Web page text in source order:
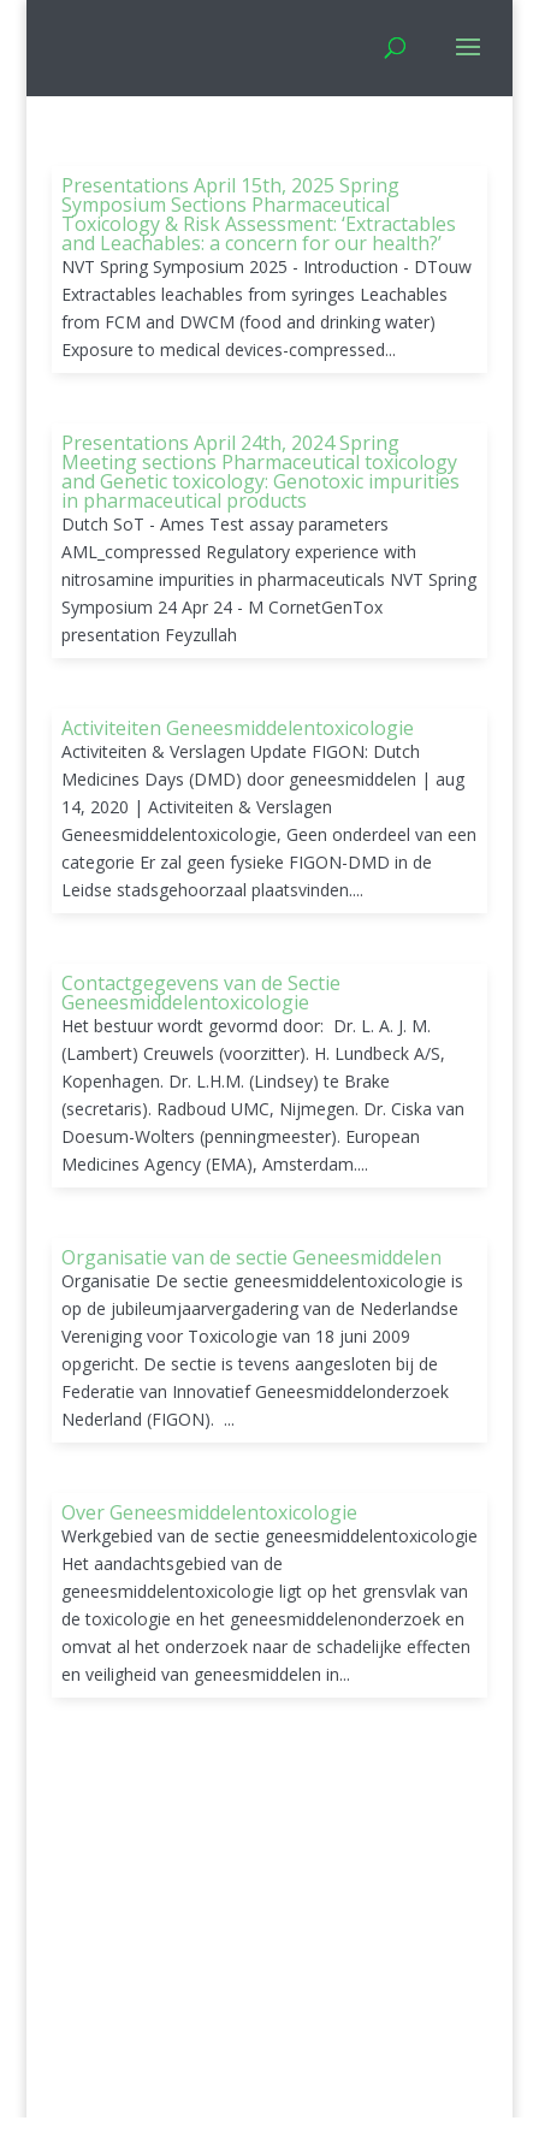
Presentations April 15th, 2025 Spring
Symposium Sections Pharmaceutical
Toxicology & Risk Assessment: ‘Extractables
and Leachables: a concern for our health?’
NVT Spring Symposium 2025 - Introduction - DTouw
Extractables leachables from syringes Leachables
from FCM and DWCM (food and drinking water)
Exposure to medical devices-compressed...
Presentations April 24th, 2024 Spring
Meeting sections Pharmaceutical toxicology
and Genetic toxicology: Genotoxic impurities
in pharmaceutical products
Dutch SoT - Ames Test assay parameters
AML_compressed Regulatory experience with
nitrosamine impurities in pharmaceuticals NVT Spring
Symposium 24 Apr 24 - M CornetGenTox
presentation Feyzullah
Activiteiten Geneesmiddelentoxicologie
Activiteiten & Verslagen Update FIGON: Dutch
Medicines Days (DMD) door geneesmiddelen | aug
14, 2020 | Activiteiten & Verslagen
Geneesmiddelentoxicologie, Geen onderdeel van een
categorie Er zal geen fysieke FIGON-DMD in de
Leidse stadsgehoorzaal plaatsvinden....
Contactgegevens van de Sectie
Geneesmiddelentoxicologie
Het bestuur wordt gevormd door: Dr. L. A. J. M.
(Lambert) Creuwels (voorzitter). H. Lundbeck A/S,
Kopenhagen. Dr. L.H.M. (Lindsey) te Brake
(secretaris). Radboud UMC, Nijmegen. Dr. Ciska van
Doesum-Wolters (penningmeester). European
Medicines Agency (EMA), Amsterdam....
Organisatie van de sectie Geneesmiddelen
Organisatie De sectie geneesmiddelentoxicologie is
op de jubileumjaarvergadering van de Nederlandse
Vereniging voor Toxicologie van 18 juni 2009
opgericht. De sectie is tevens aangesloten bij de
Federatie van Innovatief Geneesmiddelonderzoek
Nederland (FIGON). ...
Over Geneesmiddelentoxicologie
Werkgebied van de sectie geneesmiddelentoxicologie
Het aandachtsgebied van de
geneesmiddelentoxicologie ligt op het grensvlak van
de toxicologie en het geneesmiddelenonderzoek en
omvat al het onderzoek naar de schadelijke effecten
en veiligheid van geneesmiddelen in...